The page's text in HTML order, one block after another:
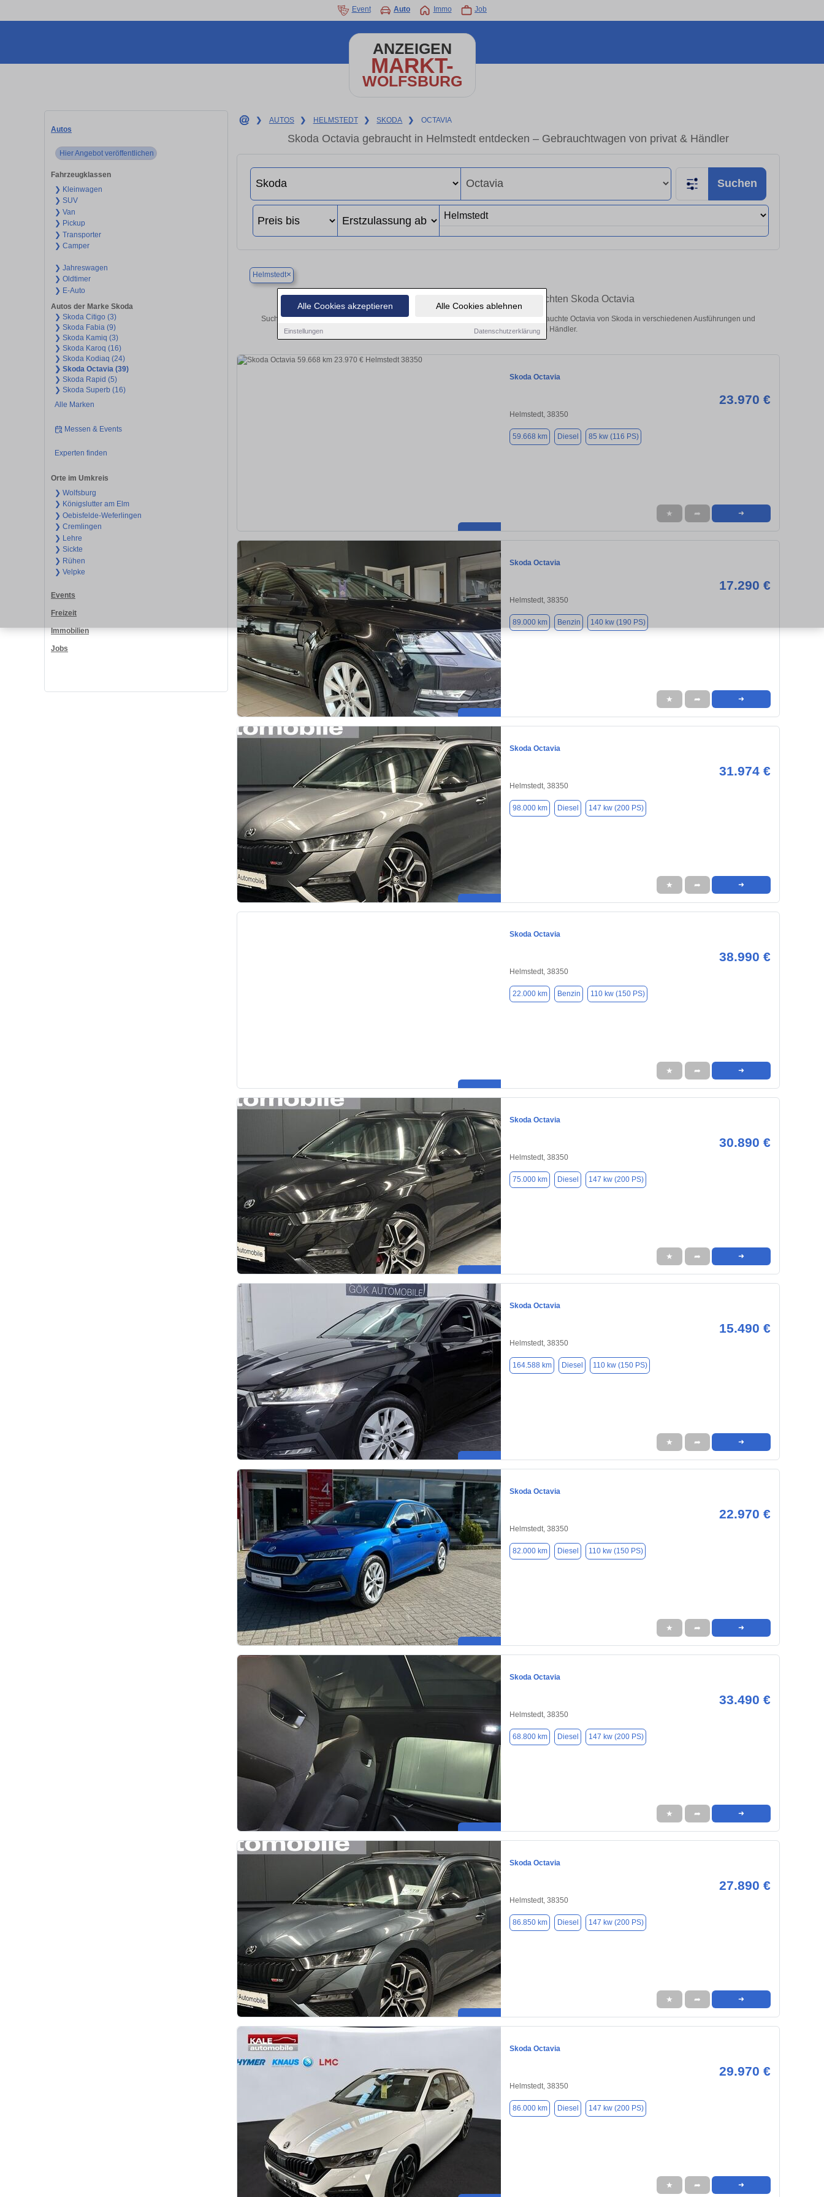
Alle Cookies akzeptieren Alle Cookies ablehnen
Einstellungen Datenschutzerklärung
Event Auto Immo Job
ANZEIGEN
MARKT-
WOLFSBURG
Autos
Hier Angebot veröffentlichen
Fahrzeugklassen
❯ Kleinwagen
❯ SUV
❯ Van
❯ Pickup
❯ Transporter
❯ Camper
❯ Jahreswagen
❯ Oldtimer
❯ E-Auto
Autos der Marke Skoda
❯ Skoda Citigo (3)
❯ Skoda Fabia (9)
❯ Skoda Kamiq (3)
❯ Skoda Karoq (16)
❯ Skoda Kodiaq (24)
❯ Skoda Octavia (39)
❯ Skoda Rapid (5)
❯ Skoda Superb (16)
Alle Marken
Messen & Events
Experten finden
Orte im Umkreis
❯ Wolfsburg
❯ Königslutter am Elm
❯ Oebisfelde-Weferlingen
❯ Cremlingen
❯ Lehre
❯ Sickte
❯ Rühen
❯ Velpke
Events
Freizeit
Immobilien
Jobs
❯ AUTOS ❯ HELMSTEDT ❯ SKODA ❯ OCTAVIA
Skoda Octavia gebraucht in Helmstedt entdecken – Gebrauchtwagen von privat & Händler
Suchen
Helmstedt×
Finden Sie in Helmstedt Ihren gebrauchten Skoda Octavia
Suchen Sie in Helmstedt einen Skoda Octavia Gebrauchtwagen? Entdecken Sie gebrauchte Octavia von Skoda in verschiedenen Ausführungen und
Preisklassen von privat und vom Händler.
Skoda Octavia
23.970 €
Helmstedt, 38350
59.668 km Diesel 85 kw (116 PS)
★ ➦ ➜
Skoda Octavia
17.290 €
Helmstedt, 38350
89.000 km Benzin 140 kw (190 PS)
★ ➦ ➜
Skoda Octavia
31.974 €
Helmstedt, 38350
98.000 km Diesel 147 kw (200 PS)
★ ➦ ➜
Skoda Octavia
38.990 €
Helmstedt, 38350
22.000 km Benzin 110 kw (150 PS)
★ ➦ ➜
Skoda Octavia
30.890 €
Helmstedt, 38350
75.000 km Diesel 147 kw (200 PS)
★ ➦ ➜
Skoda Octavia
15.490 €
Helmstedt, 38350
164.588 km Diesel 110 kw (150 PS)
★ ➦ ➜
Skoda Octavia
22.970 €
Helmstedt, 38350
82.000 km Diesel 110 kw (150 PS)
★ ➦ ➜
Skoda Octavia
33.490 €
Helmstedt, 38350
68.800 km Diesel 147 kw (200 PS)
★ ➦ ➜
Skoda Octavia
27.890 €
Helmstedt, 38350
86.850 km Diesel 147 kw (200 PS)
★ ➦ ➜
Skoda Octavia
29.970 €
Helmstedt, 38350
86.000 km Diesel 147 kw (200 PS)
★ ➦ ➜